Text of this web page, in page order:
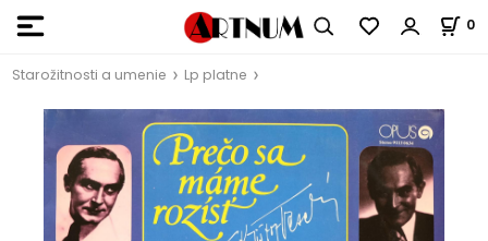
0
Starožitnosti a umenie Lp platne